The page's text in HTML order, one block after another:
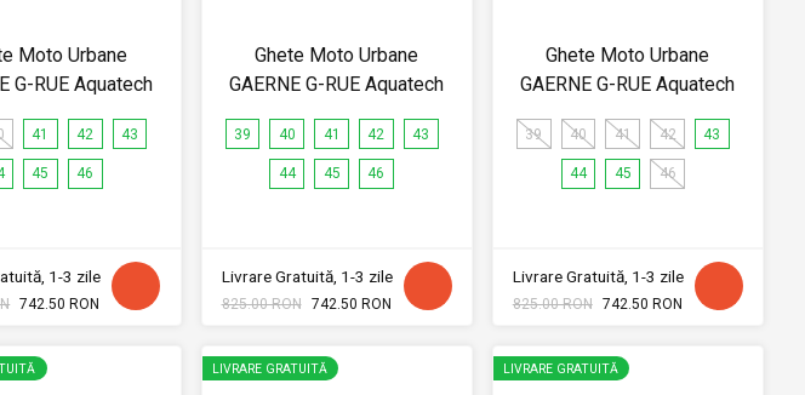
Moto Urbane
G-RUE Aquatech
41 42 43
45 46
1-3 zile
742.50 RON
Ghete Moto Urbane
GAERNE G-RUE Aquatech
39 40 41 42 43
44 45 46
Livrare Gratuită, 1-3 zile
825.00 RON 742.50 RON
Ghete Moto Urbane
GAERNE G-RUE Aquatech
39 40 41 42 43
44 45 46
Livrare Gratuită, 1-3 zile
825.00 RON 742.50 RON
LIVRARE GRATUITĂ LIVRARE GRATUITĂ